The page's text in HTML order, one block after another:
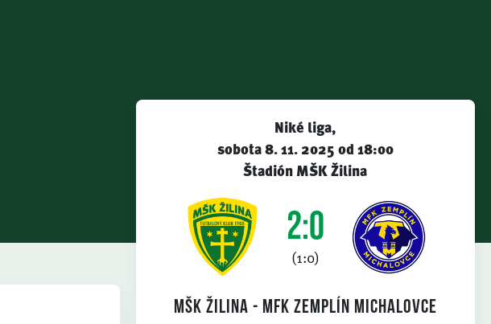
Niké liga,
sobota 8. 11. 2025 od 18:00
Štadión MŠK Žilina
2:0
(1:0)
MŠK Žilina - MFK Zemplín Michalovce